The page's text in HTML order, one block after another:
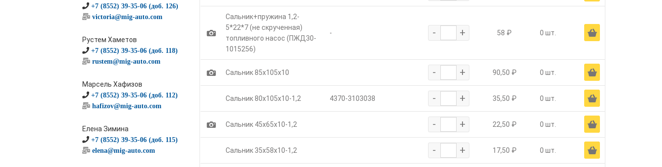
+7 (8552) 39-35-06 (доб. 126)
victoria@mig-auto.com
Рустем Хаметов
+7 (8552) 39-35-06 (доб. 118)
rustem@mig-auto.com
Марсель Хафизов
+7 (8552) 39-35-06 (доб. 112)
hafizov@mig-auto.com
Елена Зимина
+7 (8552) 39-35-06 (доб. 115)
elena@mig-auto.com
1
Сальник+пружина 1,2-
5*22*7 (не скрученная)
топливного насос (ПЖД30-
1015256)
- - + 58 ₽ 0 шт. Ä
1 Сальник 85х105х10 - + 90,50 ₽ 0 шт. Ä
Сальник 80х105х10-1,2 4370-3103038 - + 35,50 ₽ 0 шт. Ä
1 Сальник 45х65х10-1,2 - + 22,50 ₽ 0 шт. Ä
Сальник 35х58х10-1,2 - + 17,50 ₽ 0 шт. Ä